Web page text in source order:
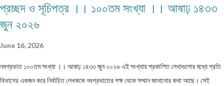
প্রচ্ছদ ও সূচিপত্র ।। ১০০তম সংখ্যা ।। আষাঢ় ১৪৩৩
জুন ২০২৬
June 16, 2026
নবপ্রভাত ১০০তম সংখ্যা ।। আষাঢ় ১৪৩৩ জুন ২০২৬ এই সংখ্যায় প্রকাশিত লেখাগুলোর মধ্যে প্রতি
বিভাগের একজন করে নির্বাচিত লেখককে নবপ্রভাতের পক্ষ থেকে সম্মান জানানোর কথা আছে। সেই